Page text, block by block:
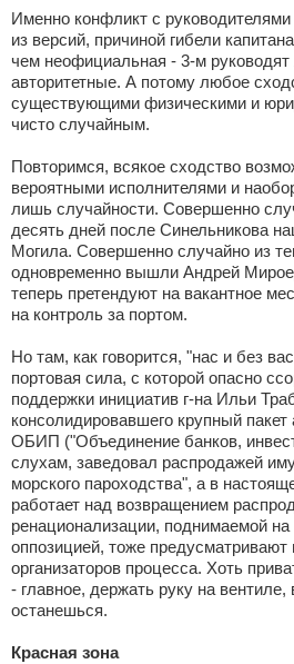
Именно конфликт с
из версий, причиной гибели
чем неофициальная - 3-м
авторитетные. А потому любое
существующими физическими и
чисто случайным.
Повторимся, всякое сходство
вероятными исполнителями и
лишь случайности. Совершенно
десять дней после Синельникова
Могила. Совершенно случайно из
одновременно вышли Андрей
теперь претендуют на вакантное
на контроль за портом.
Но там, как говорится, "нас и без
портовая сила, с которой опасно
поддержки инициатив г-на Ильи
консолидировавшего крупный
ОБИП ("Объединение банков,
слухам, заведовал распродажей
морского пароходства", а в
работает над возвращением
ренационализации, поднимаемой
оппозицией, тоже
организаторов процесса. Хоть
- главное, держать руку на
останешься.
Красная зона